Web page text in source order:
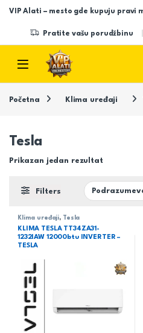
Skip to navigation
Skip to content
VIP Alati – mesto gde kupuju pravi
Pratite vašu porudžbinu
Open
Početna Klima uređaji
Tesla
Prikazan jedan rezultat
Filters
Klima uređaji, Tesla
KLIMA TESLA TT34ZA31-
1232IAW 12000btu INVERTER –
TESLA